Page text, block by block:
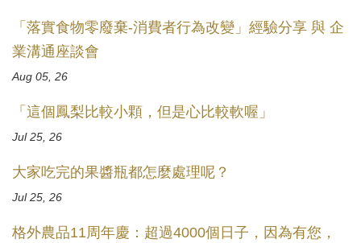
「落實食物零廢棄-消費者行為改變」經驗分享 與 企
業溝通座談會
Aug 05, 26
「這個鳳梨比較小顆，但是心比較軟喔」
Jul 25, 26
大家吃完的果醬瓶都怎麼處理呢？
Jul 25, 26
格外農品11周年慶：超過4000個日子，因為有您，